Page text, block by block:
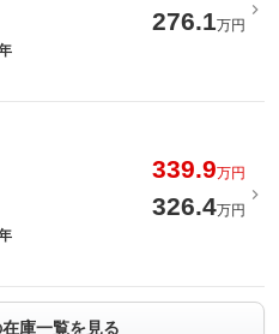
276.1万円
339.9万円
326.4万円
庫一覧を見る